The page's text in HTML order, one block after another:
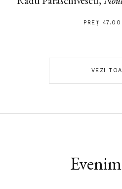
PREȚ 47.00
VEZI